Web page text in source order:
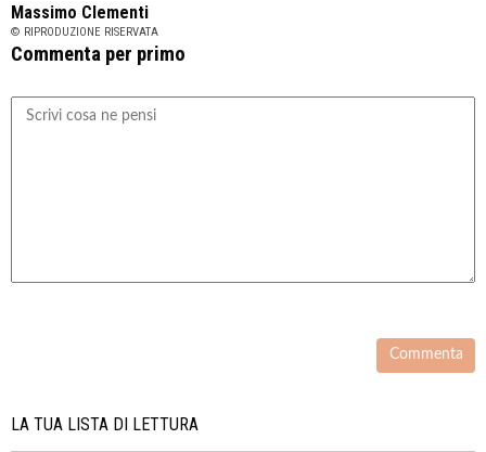
Massimo Clementi
© RIPRODUZIONE RISERVATA
Commenta per primo
LA TUA LISTA DI LETTURA